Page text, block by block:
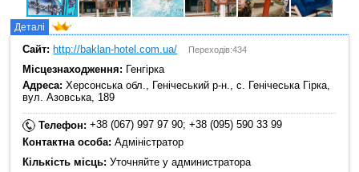
Деталі
Сайт: http://baklan-hotel.com.ua/ Переходів:434
Місцезнаходження: Генгірка
Адреса: Херсонська обл., Генічеський р-н., с. Генічеська Гірка,
вул. Азовська, 189
Телефон:+38 (067) 997 97 90; +38 (095) 590 33 99
Контактна особа: Адміністратор
Кількість місць: Уточняйте у администратора